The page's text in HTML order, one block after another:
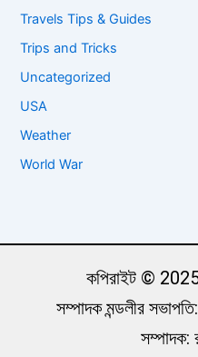
Travels Tips & Guides
Trips and Tricks
Uncategorized
USA
Weather
World War
কপিরাইট ©
সম্পাদক মন্ডলীর
সম্পাদক: